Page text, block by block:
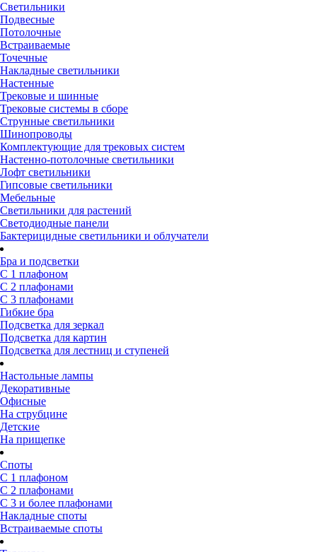
Светильники
Подвесные
Потолочные
Встраиваемые
Точечные
Накладные светильники
Настенные
Трековые и шинные
Трековые системы в сборе
Струнные светильники
Шинопроводы
Комплектующие для трековых систем
Настенно-потолочные светильники
Лофт светильники
Гипсовые светильники
Мебельные
Светильники для растений
Светодиодные панели
Бактерицидные светильники и облучатели
Бра и подсветки
С 1 плафоном
С 2 плафонами
С 3 плафонами
Гибкие бра
Подсветка для зеркал
Подсветка для картин
Подсветка для лестниц и ступеней
Настольные лампы
Декоративные
Офисные
На струбцине
Детские
На прищепке
Споты
С 1 плафоном
С 2 плафонами
С 3 и более плафонами
Накладные споты
Встраиваемые споты